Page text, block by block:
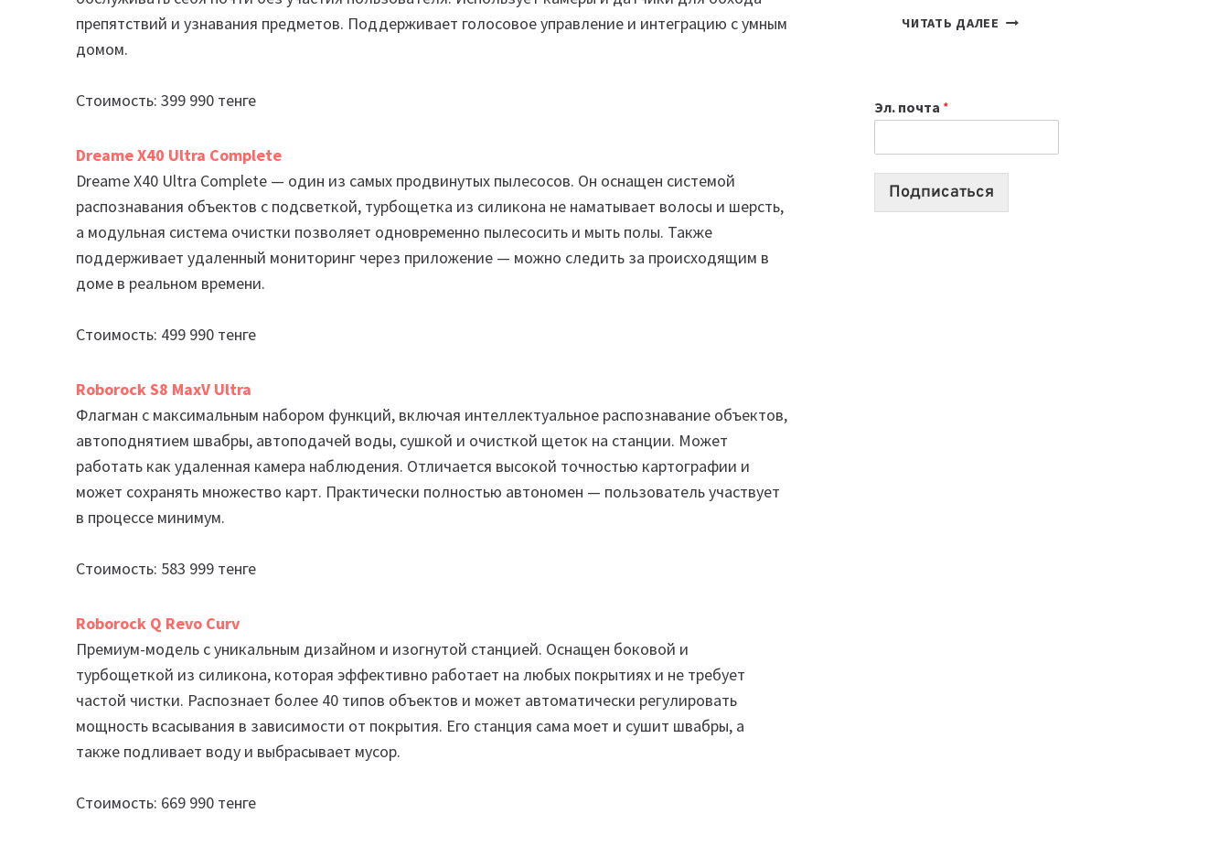
препятствий и узнавания предметов. Поддерживает голосовое управление и интеграцию с умным
домом.
Стоимость: 399 990 тенге
Dreame X40 Ultra Complete
Dreame X40 Ultra Complete — один из самых продвинутых пылесосов. Он оснащен системой
распознавания объектов с подсветкой, турбощетка из силикона не наматывает волосы и шерсть,
а модульная система очистки позволяет одновременно пылесосить и мыть полы. Также
поддерживает удаленный мониторинг через приложение — можно следить за происходящим в
доме в реальном времени.
Стоимость: 499 990 тенге
Roborock S8 MaxV Ultra
Флагман с максимальным набором функций, включая интеллектуальное распознавание объектов,
автоподнятием швабры, автоподачей воды, сушкой и очисткой щеток на станции. Может
работать как удаленная камера наблюдения. Отличается высокой точностью картографии и
может сохранять множество карт. Практически полностью автономен — пользователь участвует
в процессе минимум.
Стоимость: 583 999 тенге
Roborock Q Revo Curv
Премиум-модель с уникальным дизайном и изогнутой станцией. Оснащен боковой и
турбощеткой из силикона, которая эффективно работает на любых покрытиях и не требует
частой чистки. Распознает более 40 типов объектов и может автоматически регулировать
мощность всасывания в зависимости от покрытия. Его станция сама моет и сушит швабры, а
также подливает воду и выбрасывает мусор.
Стоимость: 669 990 тенге
ЧИТАТЬ ДАЛЕЕ КАКОЙ
2026:
10
Эл. почта *
Подписаться